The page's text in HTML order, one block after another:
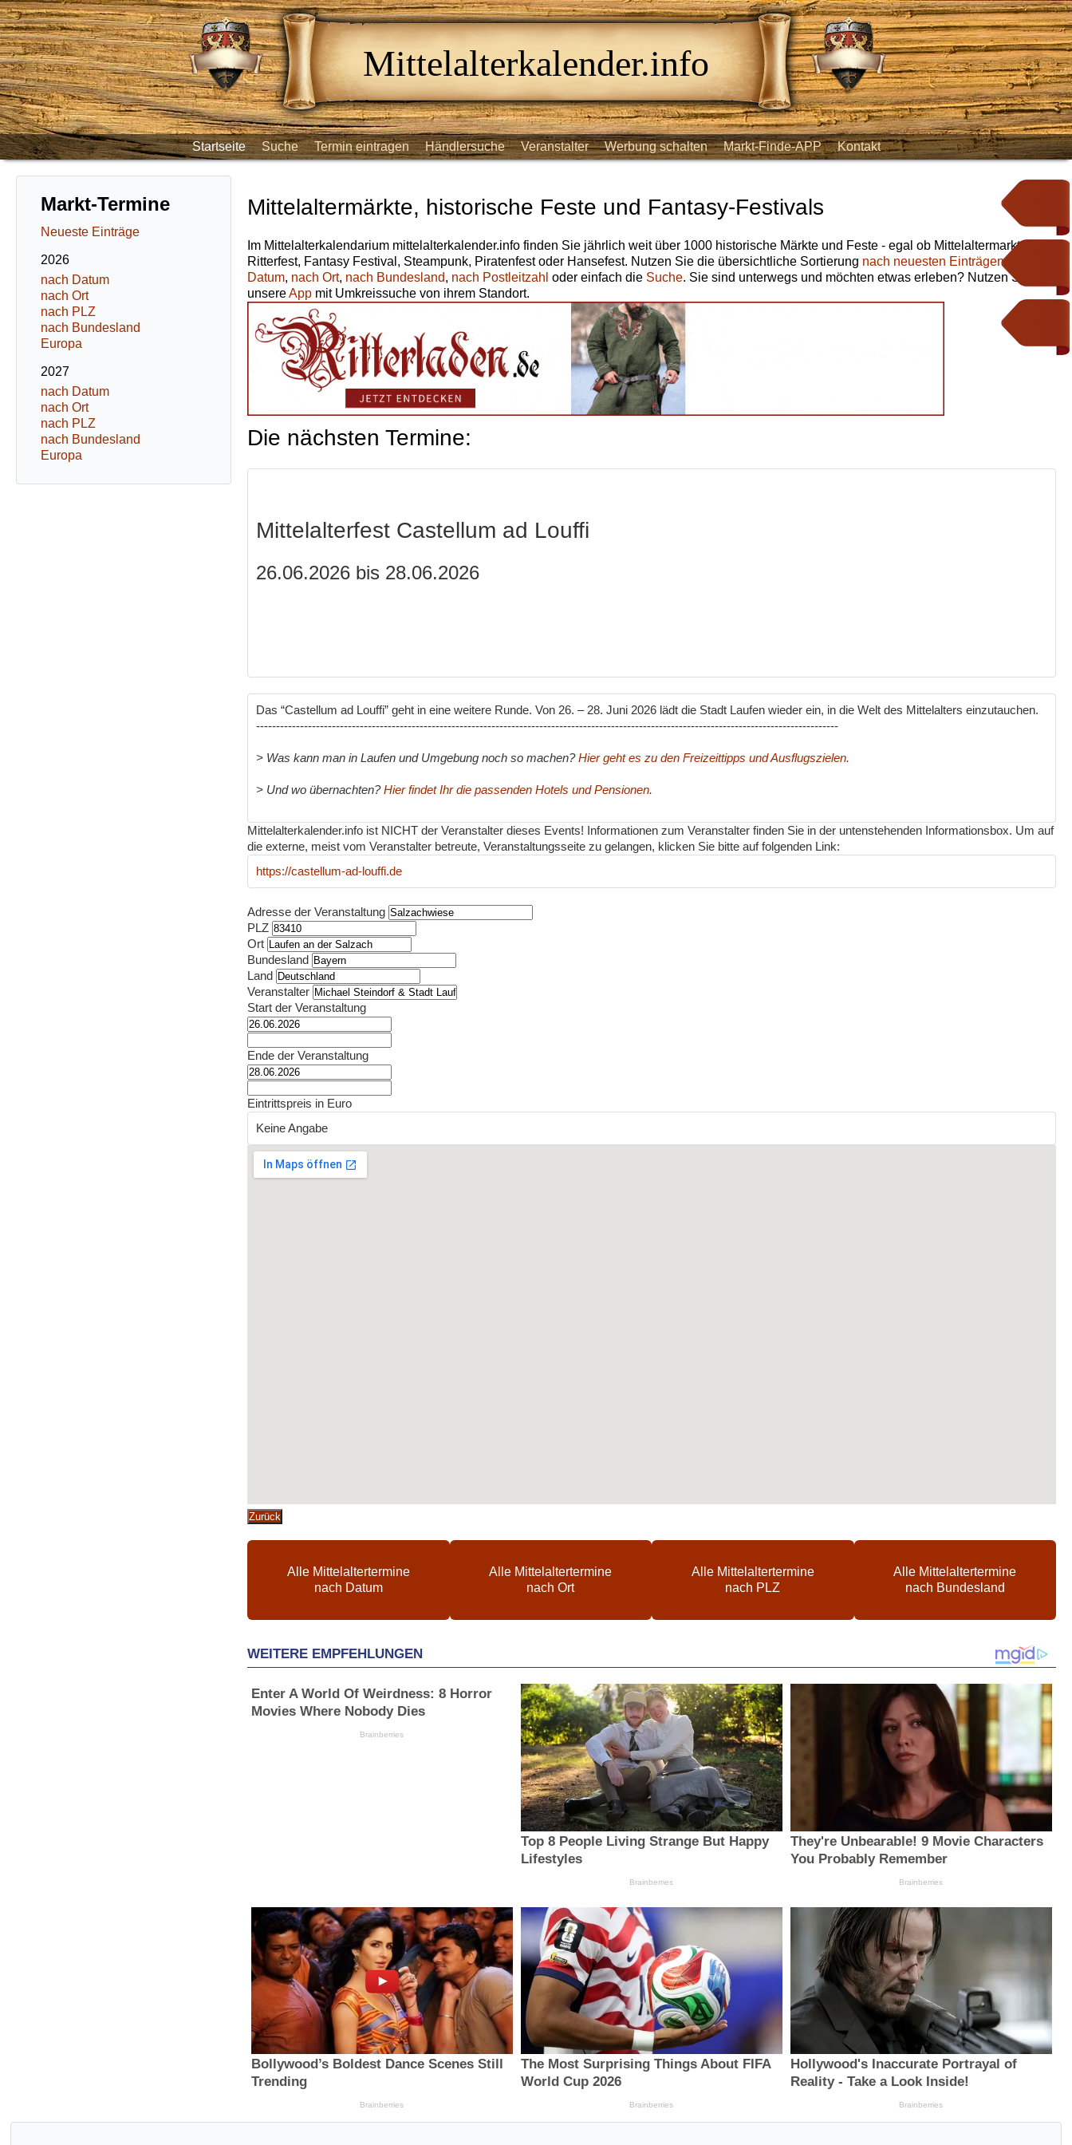
Mittelalterkalender.info
Startseite Suche Termin eintragen Händlersuche Veranstalter Werbung schalten Markt-Finde-APP Kontakt
Markt-Termine
Neueste Einträge
2026
nach Datum
nach Ort
nach PLZ
nach Bundesland
Europa
2027
nach Datum
nach Ort
nach PLZ
nach Bundesland
Europa
Mittelaltermärkte, historische Feste und Fantasy-Festivals
Im Mittelalterkalendarium mittelalterkalender.info finden Sie jährlich weit über 1000 historische Märkte und Feste - egal ob Mittelaltermarkt,
Ritterfest, Fantasy Festival, Steampunk, Piratenfest oder Hansefest. Nutzen Sie die übersichtliche Sortierung nach neuesten Einträgen,
Datum, nach Ort, nach Bundesland, nach Postleitzahl oder einfach die Suche. Sie sind unterwegs und möchten etwas erleben? Nutzen Sie
unsereApp mit Umkreissuche von ihrem Standort.
Die nächsten Termine:
Mittelalterfest Castellum ad Louffi
26.06.2026 bis 28.06.2026
Das “Castellum ad Louffi” geht in eine weitere Runde. Von 26. – 28. Juni 2026 lädt die Stadt Laufen wieder ein, in die Welt des Mittelalters einzutauchen.
--------------------------------------------------------------------------------------------------------------------------------------------------
> Was kann man in Laufen und Umgebung noch so machen?Hier geht es zu den Freizeittipps und Ausflugszielen.
> Und wo übernachten?Hier findet Ihr die passenden Hotels und Pensionen.
Mittelalterkalender.info ist NICHT der Veranstalter dieses Events! Informationen zum Veranstalter finden Sie in der untenstehenden Informationsbox. Um auf
die externe, meist vom Veranstalter betreute, Veranstaltungsseite zu gelangen, klicken Sie bitte auf folgenden Link:
https://castellum-ad-louffi.de
Adresse der Veranstaltung
PLZ
Ort
Bundesland
Land
Veranstalter
Start der Veranstaltung
Ende der Veranstaltung
Eintrittspreis in Euro
Keine Angabe
Zurück
Alle Mittelaltertermine
nach Datum
Alle Mittelaltertermine
nach Ort
Alle Mittelaltertermine
nach PLZ
Alle Mittelaltertermine
nach Bundesland